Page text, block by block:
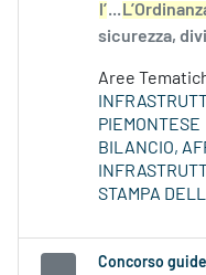
l’...
sicurezza,
Aree
PIEMONTESE
BILANCIO,
STAMPA
Concorso